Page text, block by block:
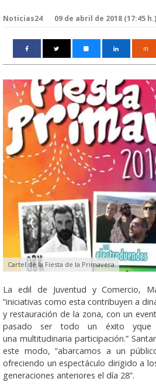
Noticias24 09 de abril de 2018 (17:45 h.)
m
Cartel de la Fiesta de la Primavera
La edil de Juventud y Comercio,
“iniciativas como esta contribuyen a
y restauración de la zona, con un
pasado ser todo un éxito
una multitudinaria participación.”
este modo, “abarcamos a un
ofreciendo un espectáculo dirigido a
generaciones anteriores el día 28”.